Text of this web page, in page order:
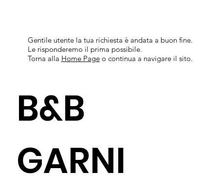
Gentile utente la tua richiesta è andata a buon fine.
Le risponderemo il prima possibile.
Torna alla Home Pageo continua a navigare il sito.
B&B
GARNI